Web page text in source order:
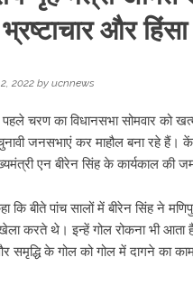
और
2022 by ucnnews
पहले चरण का विधानसभा सोमवार को
जनसभाएं कर माहौल बना रहे
एन बीरेन सिंह के कार्यकाल की
कि बीते पांच सालों में बीरेन सिंह ने
करते थे। इन्हें गोल रोकना भी आता
समृद्धि के गोल को गोल में दागने का